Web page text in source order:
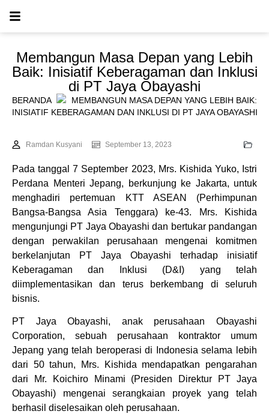
Membangun Masa Depan yang Lebih
Baik: Inisiatif Keberagaman dan Inklusi
di PT Jaya Obayashi
BERANDA
MEMBANGUN MASA DEPAN YANG LEBIH BAIK:
INISIATIF KEBERAGAMAN DAN INKLUSI DI PT JAYA OBAYASHI
Ramdan Kusyani September 13, 2023
Pada tanggal 7 September 2023, Mrs. Kishida Yuko, Istri
Perdana Menteri Jepang, berkunjung ke Jakarta, untuk
menghadiri pertemuan KTT ASEAN (Perhimpunan
Bangsa-Bangsa Asia Tenggara) ke-43. Mrs. Kishida
mengunjungi PT Jaya Obayashi dan bertukar pandangan
dengan perwakilan perusahaan mengenai komitmen
berkelanjutan PT Jaya Obayashi terhadap inisiatif
Keberagaman dan Inklusi (D&I) yang telah
diimplementasikan dan terus berkembang di seluruh
bisnis.
PT Jaya Obayashi, anak perusahaan Obayashi
Corporation, sebuah perusahaan kontraktor umum
Jepang yang telah beroperasi di Indonesia selama lebih
dari 50 tahun, Mrs. Kishida mendapatkan pengarahan
dari Mr. Koichiro Minami (Presiden Direktur PT Jaya
Obayashi) mengenai serangkaian proyek yang telah
berhasil diselesaikan oleh perusahaan.